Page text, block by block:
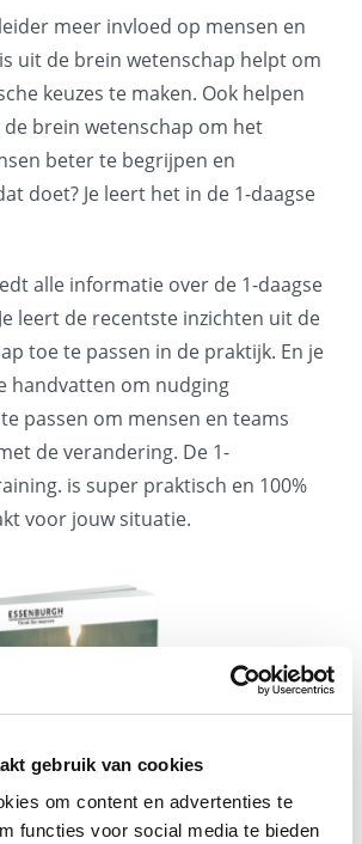
gebruik van cookies
om content en advertenties te
functies voor social media te bieden
meer invloed op mensen en
uit de brein wetenschap helpt om
keuzes te maken. Ook helpen
brein wetenschap om het
beter te begrijpen en
doet? Je leert het in de 1-daagse
alle informatie over de 1-daagse
leert de recentste inzichten uit de
toe te passen in de praktijk. En je
handvatten om nudging
passen om mensen en teams
de verandering. De 1-
is super praktisch en 100%
voor jouw situatie.